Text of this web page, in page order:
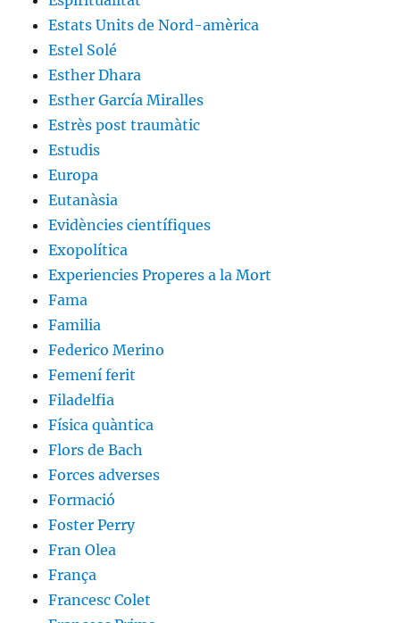
Estats Units de Nord-amèrica
Estel Solé
Esther Dhara
Esther García Miralles
Estrès post traumàtic
Estudis
Europa
Eutanàsia
Evidències científiques
Exopolítica
Experiencies Properes a la Mort
Fama
Familia
Federico Merino
Femení ferit
Filadelfia
Física quàntica
Flors de Bach
Forces adverses
Formació
Foster Perry
Fran Olea
França
Francesc Colet